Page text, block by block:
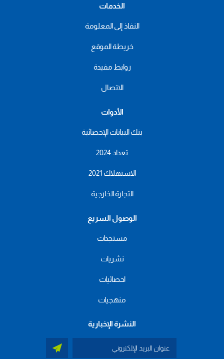
الخدمات
النفاذ إلى المعلومة
خريطة الموقع
روابط مفيدة
الاتصال
الأدوات
بنك البيانات الإحصائية
تعداد 2024
الاستهلاك 2021
التجارة الخارجية
الوصول السريع
مستجدات
نشريات
احصائيات
منهجيات
النشرة الإخبارية